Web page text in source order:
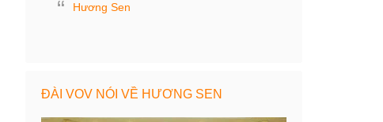
Hương Sen
ĐÀI VOV NÓI VỀ HƯƠNG SEN